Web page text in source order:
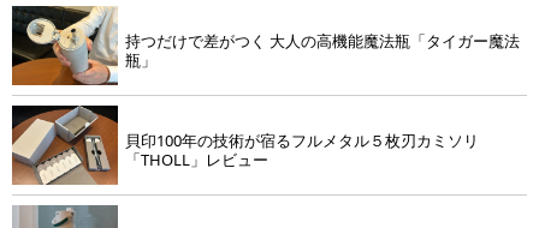
持つだけで差がつく 大人の高機能魔法瓶「タイガー魔法
瓶」
貝印100年の技術が宿るフルメタル５枚刃カミソリ
「THOLL」レビュー